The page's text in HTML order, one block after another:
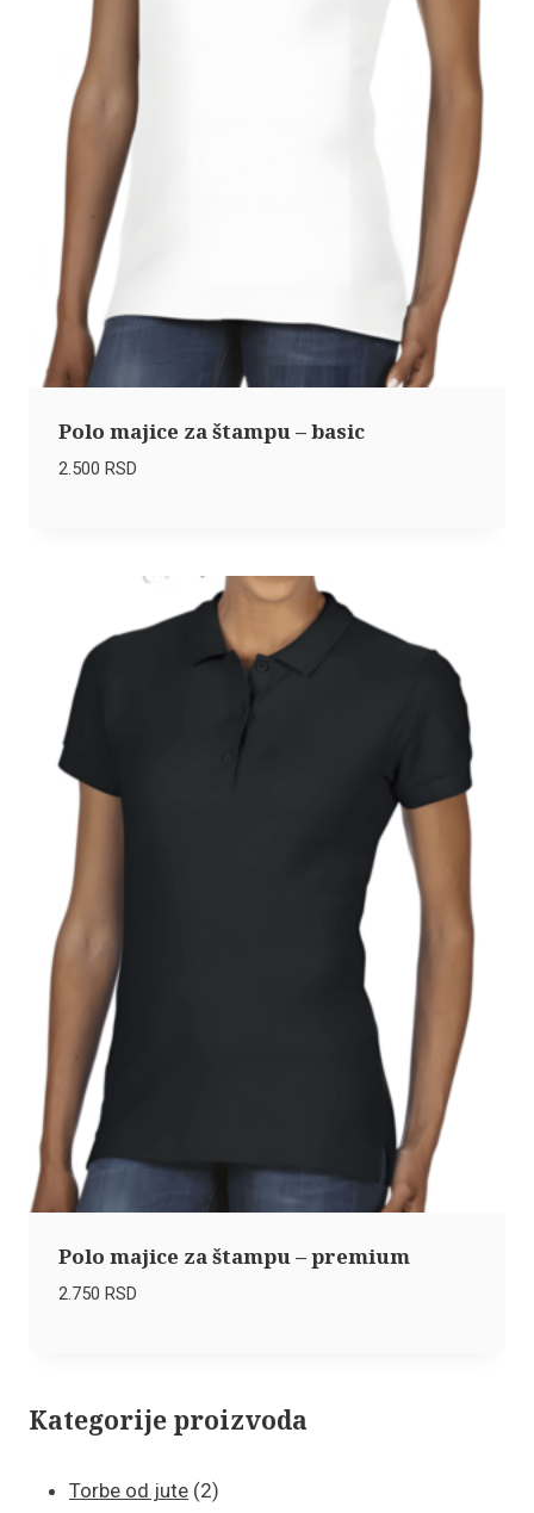
Polo majice za štampu – basic
2.500 RSD
Polo majice za štampu – premium
2.750 RSD
Kategorije proizvoda
Torbe od jute 22